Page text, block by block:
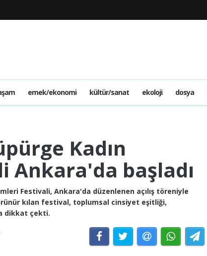
emek/ekonomi kültür/sanat ekoloji dosya
Kadın
Ankara'da başladı
Festivali, Ankara'da düzenlenen açılış töreniyle
kılan festival, toplumsal cinsiyet eşitliği,
dikkat çekti.